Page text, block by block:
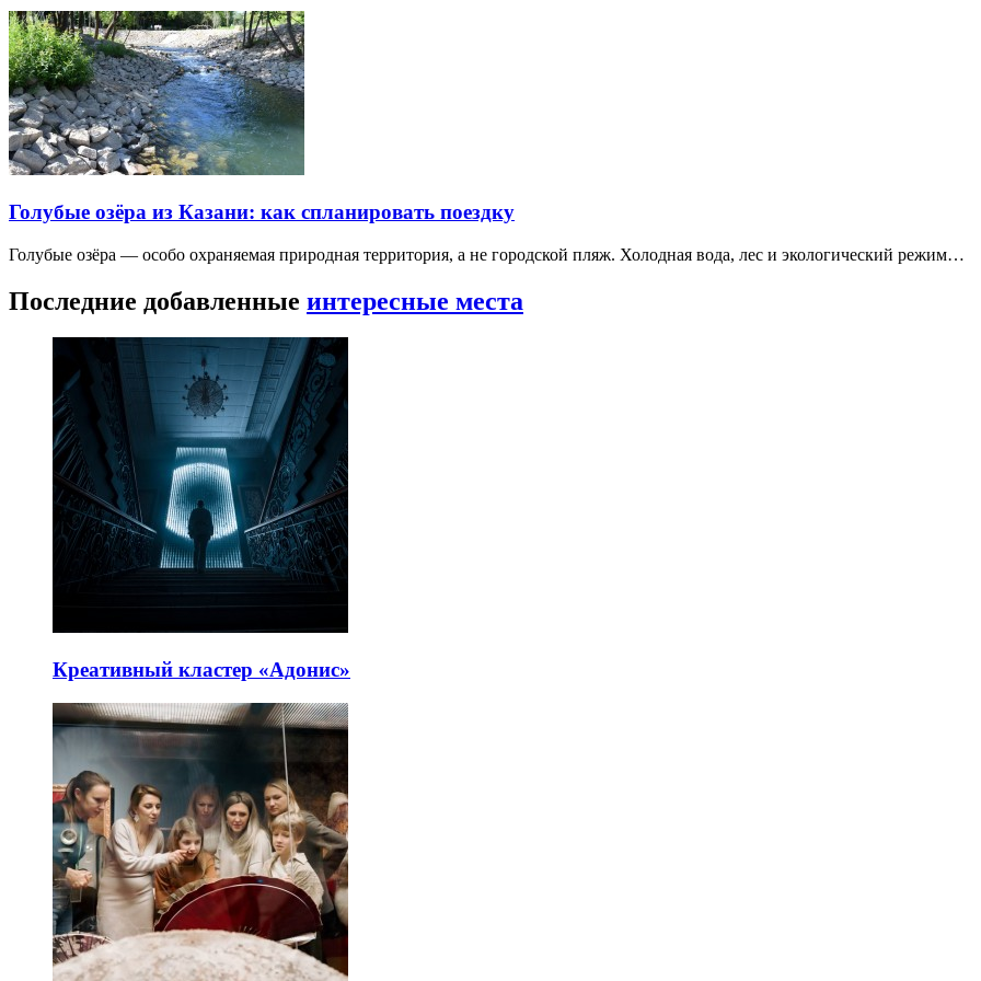
Голубые озёра из Казани: как спланировать поездку
Голубые озёра — особо охраняемая природная территория, а не городской пляж. Холодная вода, лес и экологический режим…
Последние добавленные интересные места
Креативный кластер «Адонис»